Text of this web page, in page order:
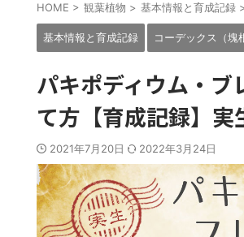
HOME > 観葉植物 > 基本情報と育成記録
基本情報と育成記録 コーデックス（塊
パキポディウム・ブ
て方【育成記録】実
2021年7月20日 2022年3月24日